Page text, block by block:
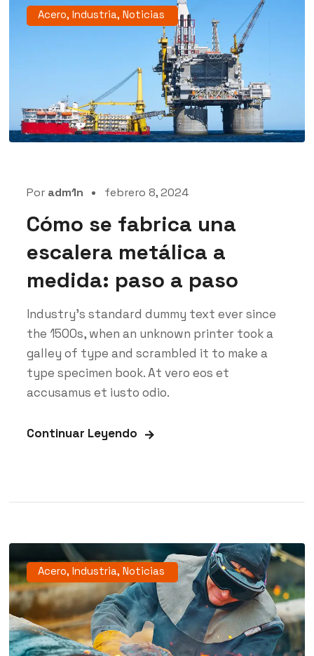
Acero, Industria, Noticias
Por adm1n febrero 8, 2024
Cómo se fabrica una
escalera metálica a
medida: paso a paso
Industry’s standard dummy text ever since
the 1500s, when an unknown printer took a
galley of type and scrambled it to make a
type specimen book. At vero eos et
accusamus et iusto odio.
Continuar Leyendo
Acero, Industria, Noticias